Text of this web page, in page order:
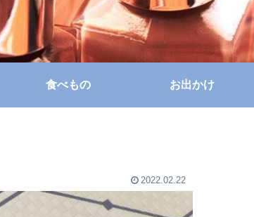
食べもの お出かけ
2022.02.22